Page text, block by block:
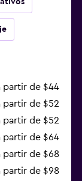
partir de $44
partir de $52
partir de $52
partir de $64
partir de $68
partir de $98